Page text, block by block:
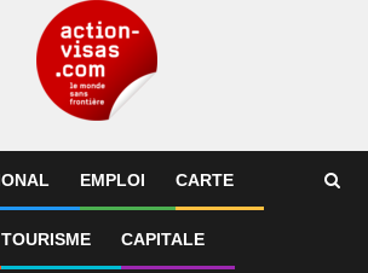
EMPLOI CARTE
TOURISME CAPITALE